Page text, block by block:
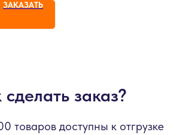
ЗАКАЗАТЬ
заказ?
товаров доступны к отгрузке